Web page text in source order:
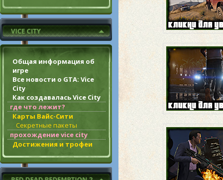
Общая информация об
игре
Все новости о GTA: Vice
City
Как создавалась Vice City
где что лежит?
Карты Вайс-Сити
Секретные пакеты
прохождение vice city
Достижения и трофеи